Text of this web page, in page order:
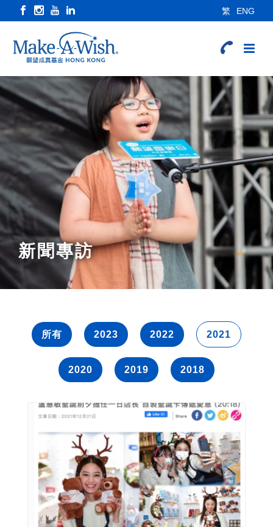
繁 ENG
新聞專訪
所有 2023 2022 2021
2020 2019 2018